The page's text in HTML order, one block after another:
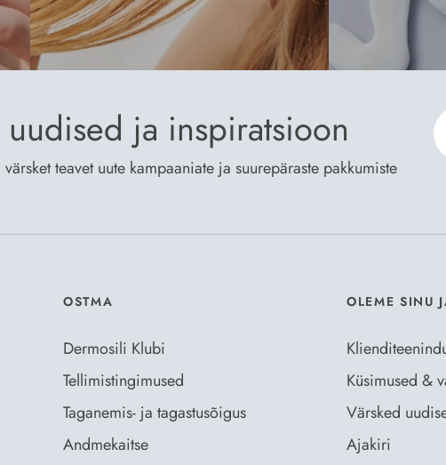
ja inspiratsioon
teavet uute kampaaniate ja suurepäraste pakkumiste
OSTMA
Dermosili Klubi
Tellimistingimused
Taganemis- ja tagastusõigus
Andmekaitse
OLEME SINU
Küsimused &
Värsked
Ajakiri